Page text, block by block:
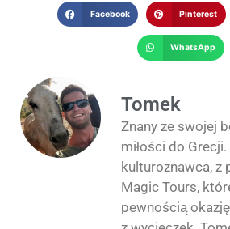
Facebook Pinterest
WhatsApp
Tomek
Znany ze swojej
miłości do
kulturoznawca, z
Magic Tours,
pewnością